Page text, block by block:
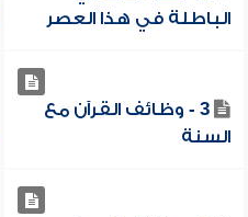
الباطلة في هذا العصر
3 - وظائف القرآن مع
السنة